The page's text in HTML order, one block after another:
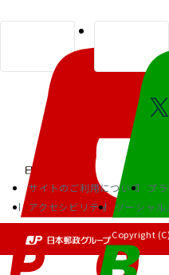
サイトのご利用について
プ
アクセシビリティ
ソーシャル
Copyright